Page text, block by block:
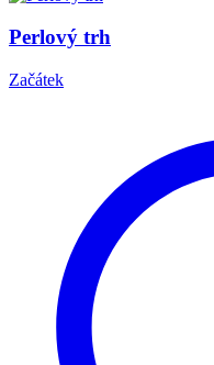
Perlový trh
Začátek